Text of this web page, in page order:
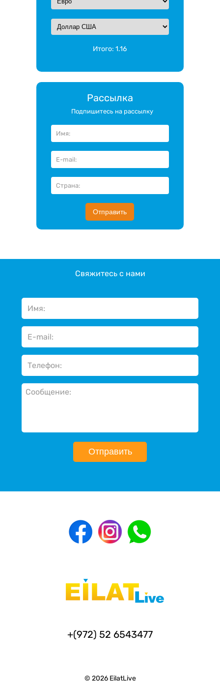
Итого:1.16
Рассылка
Подпишитесь на рассылку
Отправить
Свяжитесь с нами
Отправить
+(972) 52 6543477
© 2026 EilatLive